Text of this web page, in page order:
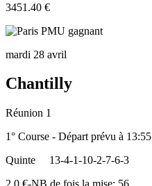
3451.40 €
mardi 28 avril
Chantilly
Réunion 1
1° Course - Départ prévu à 13:55
Quinte
13-4-1-10-2-7-6-3